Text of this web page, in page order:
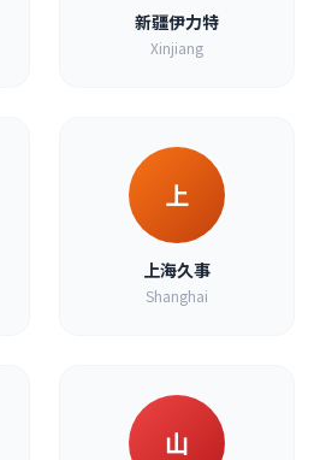
新疆伊力特
Xinjiang
上
上海久事
Shanghai
山